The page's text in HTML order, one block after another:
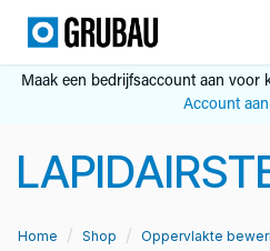
Overslaan naar inhoud
Maak een bedrijfsaccount aan voor
Account
Home Shop Oppervlakte